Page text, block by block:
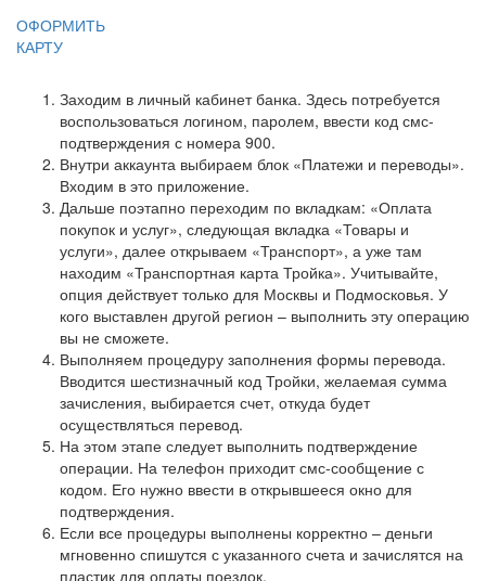
ОФОРМИТЬ
КАРТУ
Заходим в личный кабинет банка. Здесь потребуется
воспользоваться логином, паролем, ввести код смс-
подтверждения с номера 900.
Внутри аккаунта выбираем блок «Платежи и переводы».
Входим в это приложение.
Дальше поэтапно переходим по вкладкам: «Оплата
покупок и услуг», следующая вкладка «Товары и
услуги», далее открываем «Транспорт», а уже там
находим «Транспортная карта Тройка». Учитывайте,
опция действует только для Москвы и Подмосковья. У
кого выставлен другой регион – выполнить эту операцию
вы не сможете.
Выполняем процедуру заполнения формы перевода.
Вводится шестизначный код Тройки, желаемая сумма
зачисления, выбирается счет, откуда будет
осуществляться перевод.
На этом этапе следует выполнить подтверждение
операции. На телефон приходит смс-сообщение с
кодом. Его нужно ввести в открывшееся окно для
подтверждения.
Если все процедуры выполнены корректно – деньги
мгновенно спишутся с указанного счета и зачислятся на
пластик для оплаты поездок.